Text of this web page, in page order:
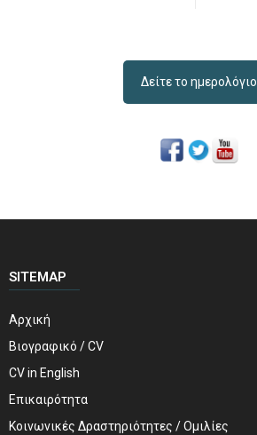
Δείτε το ημερολόγιο
SITEMAP
Αρχική
Βιογραφικό / CV
CV in English
Επικαιρότητα
Κοινωνικές Δραστηριότητες / Ομιλίες